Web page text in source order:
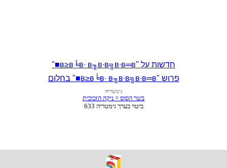
חדשות על "в≥в╘в∙ в╖в∙в╗в∙в═в■"
פרוש "в≥в╘в∙ в╖в∙в╗в∙в═в■" בחלום